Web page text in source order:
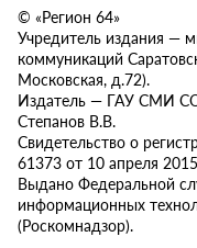
© «Регион 64»
Учредитель издания —
коммуникаций
Московская, д.72).
Издатель — ГАУ СМИ СО
Степанов В.В.
Свидетельство о
61373 от 10 апреля
Выдано Федеральной
информационных
(Роскомнадзор).